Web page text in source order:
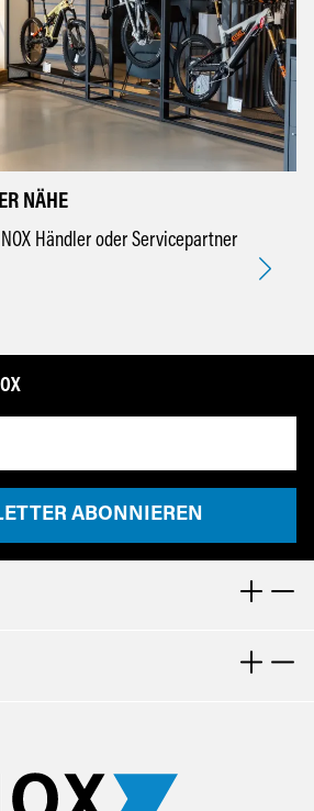
NÄHE
Händler oder Servicepartner
ABONNIEREN